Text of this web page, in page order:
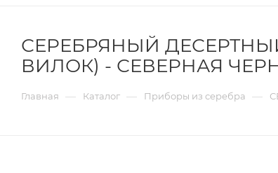
СЕРЕБРЯНЫЙ
ВИЛОК) - СЕВЕРНАЯ
Главная — Каталог — Приборы из серебра —